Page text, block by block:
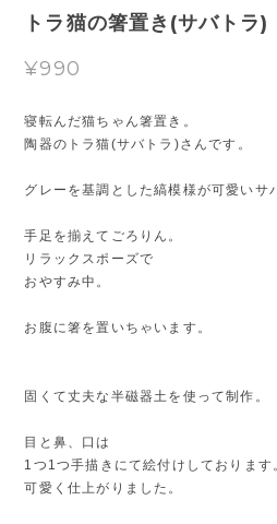
トラ猫の箸置き(サバトラ)
¥990
寝転んだ猫ちゃん箸置き。
陶器のトラ猫(サバトラ)さんです。
グレーを基調とした縞模様が可愛いサ
手足を揃えてごろりん。
リラックスポーズで
おやすみ中。
お腹に箸を置いちゃいます。
固くて丈夫な半磁器土を使って制作。
目と鼻、口は
1つ1つ手描きにて絵付けしております
可愛く仕上がりました。